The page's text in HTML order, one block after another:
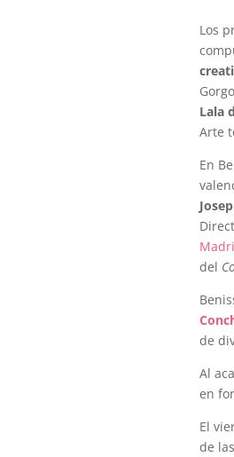
Los
Lala
Arte
En
del
de
Al
en
El
de